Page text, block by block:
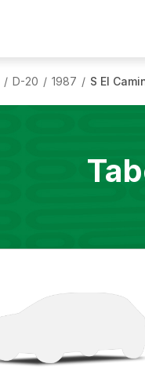
/ D-20 / 1987 / S El